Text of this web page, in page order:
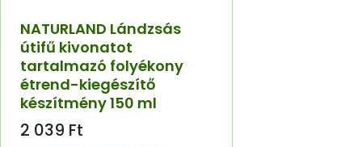
NATURLAND Lándzsás
útifű kivonatot
tartalmazó folyékony
étrend-kiegészítő
készítmény 150 ml
2 039 Ft